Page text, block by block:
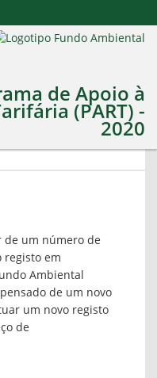
de Apoio à
(PART) -
2020
de um número de
registo em
Ambiental
de um novo
um novo registo
de